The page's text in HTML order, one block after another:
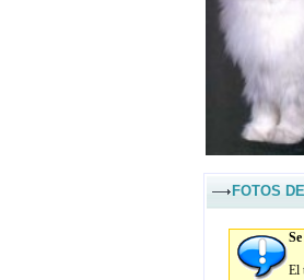
FOTOS
El